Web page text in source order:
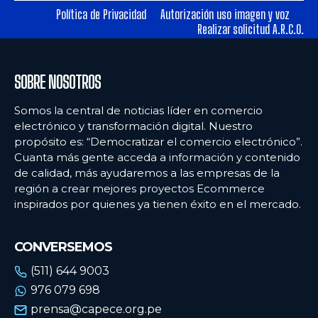
Ecommercenews
ARGENTINA
BOLIVIA
CHILE
COLOMBIA
ECUADOR
URUGUAY
VENEZUELA
Ecommercenews
ARGENTINA
BOLIVIA
CHILE
COLOMBIA
ECUADOR
URUGUAY
VENEZUELA
Política de Privacidad
Autorización uso imagen y voz
Realizar solicitud A.R.C.O.
SOBRE NOSOTROS
Somos la central de noticias líder en comercio
electrónico y transformación digital. Nuestro
propósito es: “Democratizar el comercio electrónico”.
Cuanta más gente acceda a información y contenido
de calidad, más ayudaremos a las empresas de la
región a crear mejores proyectos Ecommerce
inspirados por quienes ya tienen éxito en el mercado.
CONVERSEMOS
(511) 644 9003
976 079 698
prensa@capece.org.pe